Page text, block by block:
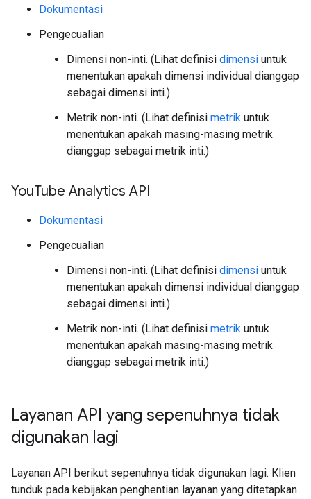
Dokumentasi
Pengecualian
Dimensi non-inti. (Lihat definisi dimensi untuk
menentukan apakah dimensi individual dianggap
sebagai dimensi inti.)
Metrik non-inti. (Lihat definisi metrik untuk
menentukan apakah masing-masing metrik
dianggap sebagai metrik inti.)
YouTube Analytics API
Dokumentasi
Pengecualian
Dimensi non-inti. (Lihat definisi dimensi untuk
menentukan apakah dimensi individual dianggap
sebagai dimensi inti.)
Metrik non-inti. (Lihat definisi metrik untuk
menentukan apakah masing-masing metrik
dianggap sebagai metrik inti.)
Layanan API yang sepenuhnya tidak
digunakan lagi
Layanan API berikut sepenuhnya tidak digunakan lagi. Klien
tunduk pada kebijakan penghentian layanan yang ditetapkan